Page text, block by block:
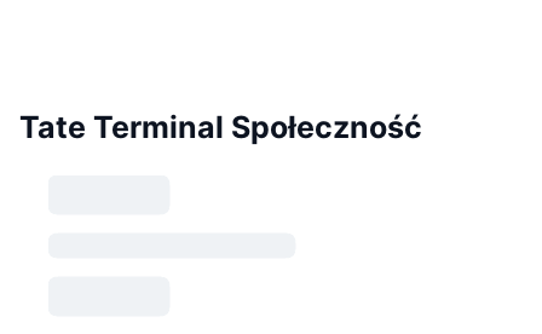
Tate Terminal Społeczność